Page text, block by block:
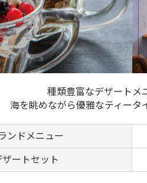
種類豊富なデザートメ
海を眺めながら優雅なティータ
ンドメニュー
ートセット